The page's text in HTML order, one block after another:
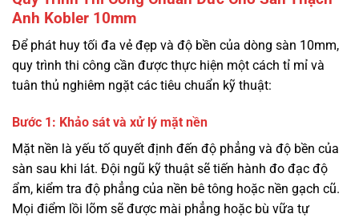
Anh Kobler 10mm
Để phát huy tối đa vẻ đẹp và độ bền của dòng sàn 10mm,
quy trình thi công cần được thực hiện một cách tỉ mỉ và
tuân thủ nghiêm ngặt các tiêu chuẩn kỹ thuật:
Bước 1: Khảo sát và xử lý mặt nền
Mặt nền là yếu tố quyết định đến độ phẳng và độ bền của
sàn sau khi lát. Đội ngũ kỹ thuật sẽ tiến hành đo đạc độ
ẩm, kiểm tra độ phẳng của nền bê tông hoặc nền gạch cũ.
Mọi điểm lồi lõm sẽ được mài phẳng hoặc bù vữa tự